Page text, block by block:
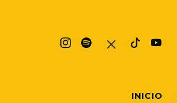
INICIO